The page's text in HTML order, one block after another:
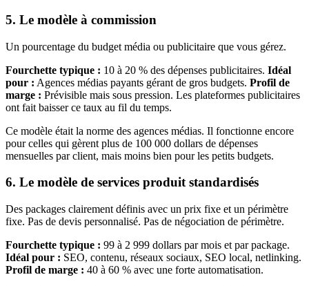
5. Le modèle à commission
Un pourcentage du budget média ou publicitaire que vous gérez.
Fourchette typique : 10 à 20 % des dépenses publicitaires. Idéal
pour : Agences médias payants gérant de gros budgets. Profil de
marge : Prévisible mais sous pression. Les plateformes publicitaires
ont fait baisser ce taux au fil du temps.
Ce modèle était la norme des agences médias. Il fonctionne encore
pour celles qui gèrent plus de 100 000 dollars de dépenses
mensuelles par client, mais moins bien pour les petits budgets.
6. Le modèle de services produit standardisés
Des packages clairement définis avec un prix fixe et un périmètre
fixe. Pas de devis personnalisé. Pas de négociation de périmètre.
Fourchette typique : 99 à 2 999 dollars par mois et par package.
Idéal pour : SEO, contenu, réseaux sociaux, SEO local, netlinking.
Profil de marge : 40 à 60 % avec une forte automatisation.